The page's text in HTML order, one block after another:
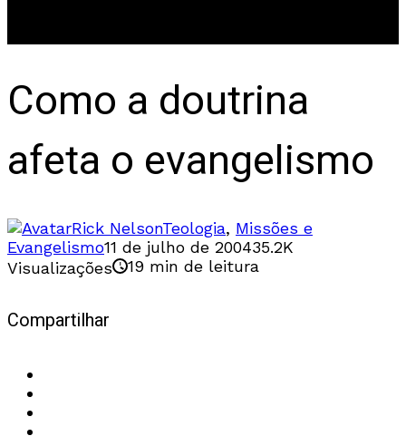
Como a doutrina
afeta o evangelismo
Rick NelsonTeologia, Missões e
Evangelismo11 de julho de 200435.2K
Visualizações
19 min de leitura
Compartilhar